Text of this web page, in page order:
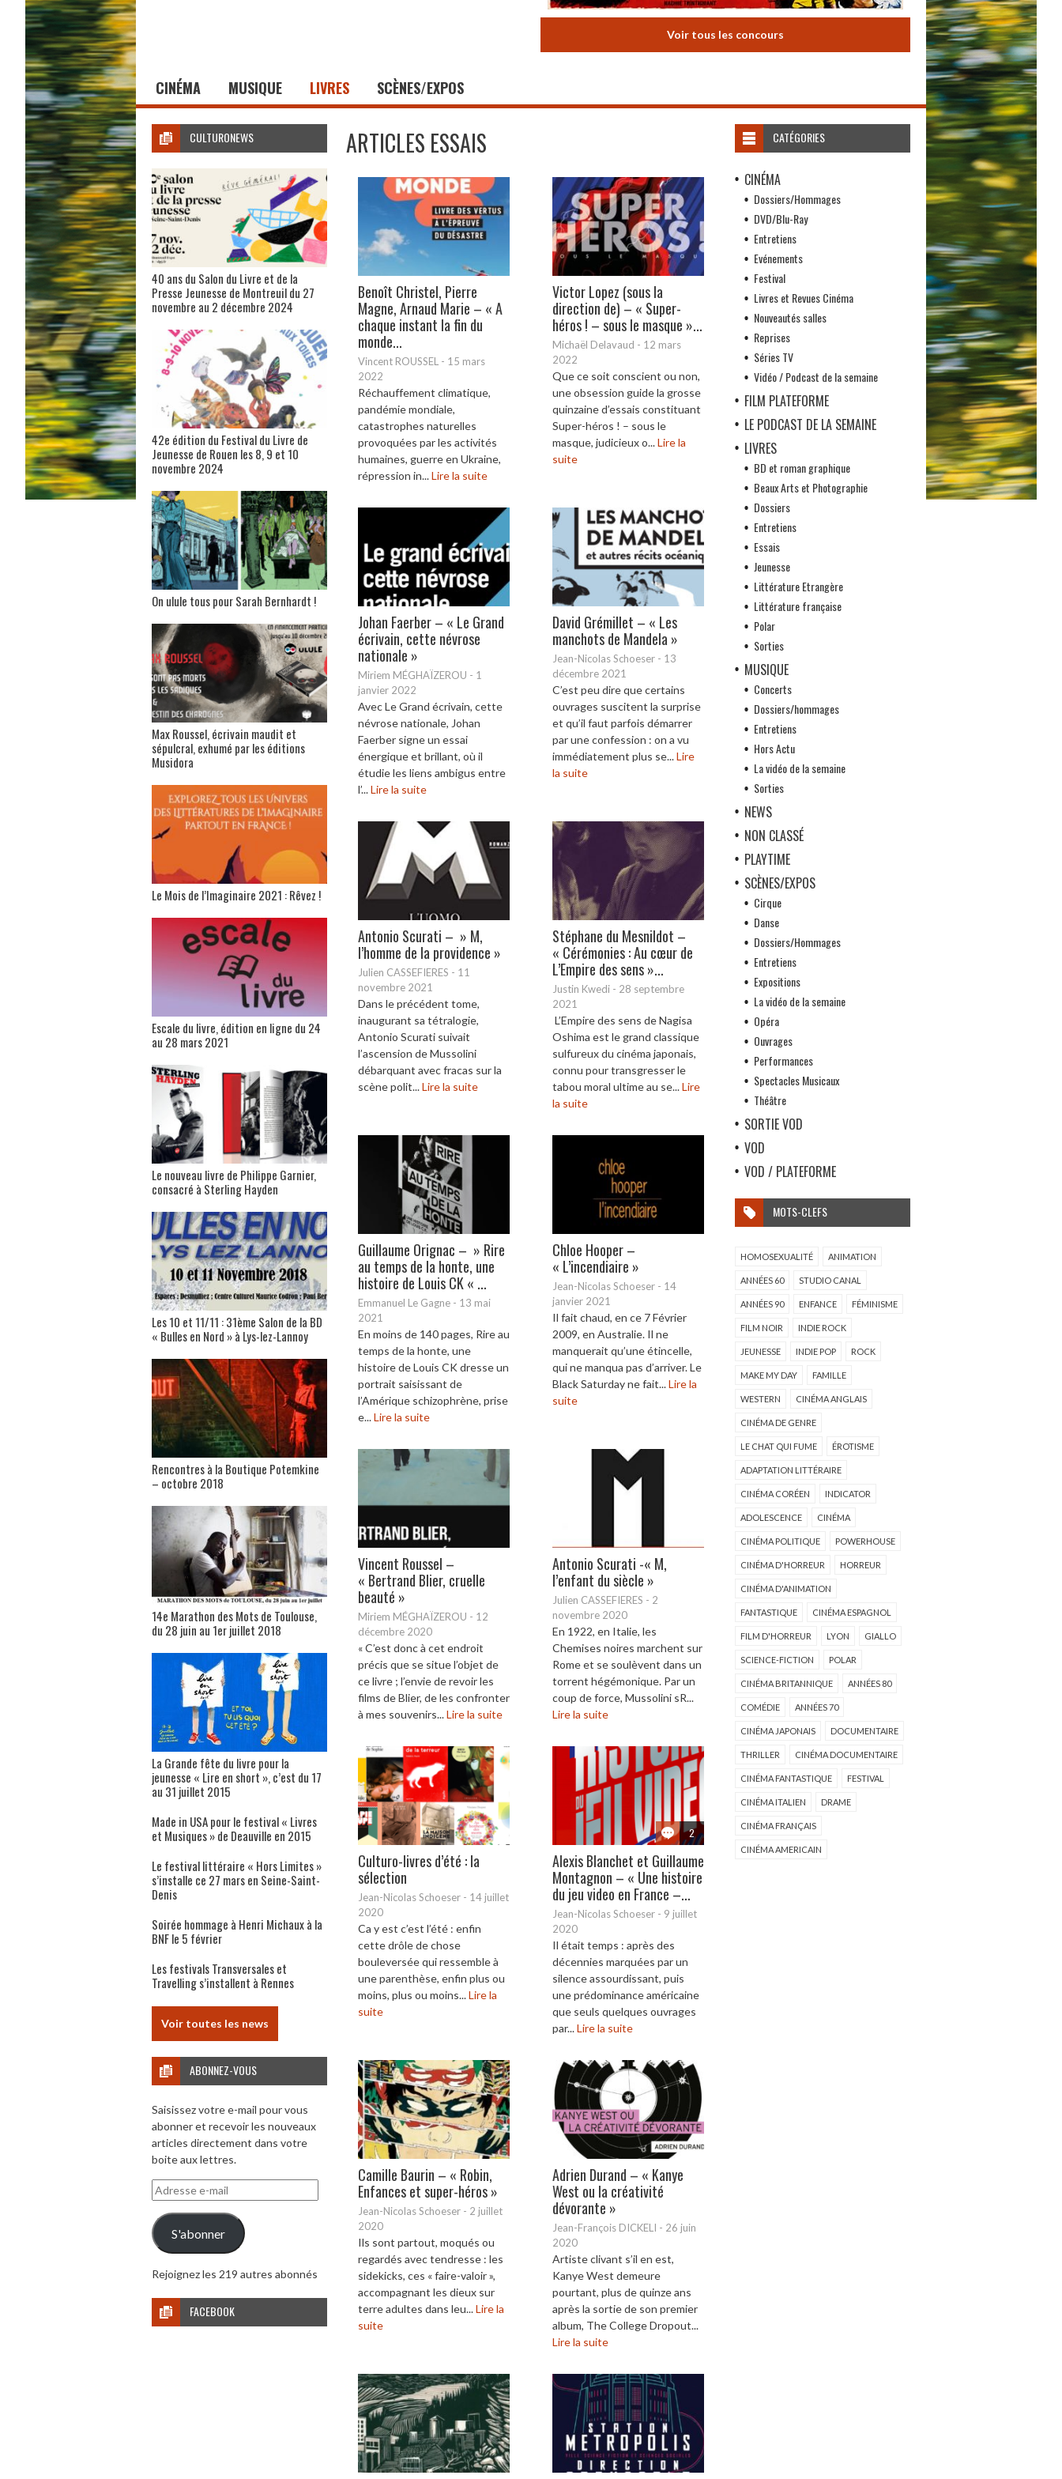
Voir tous les concours
CINÉMA MUSIQUE LIVRES SCÈNES/EXPOS
ARTICLES ESSAIS
Benoît Christel, Pierre
Magne, Arnaud Marie – « A
chaque instant la fin du
monde...
Vincent ROUSSEL - 15 mars
2022
Réchauffement climatique,
pandémie mondiale,
catastrophes naturelles
provoquées par les activités
humaines, guerre en Ukraine,
répression in...Lire la suite
Victor Lopez (sous la
direction de) – « Super-
héros ! – sous le masque »...
Michaël Delavaud - 12 mars
2022
Que ce soit conscient ou non,
une obsession guide la grosse
quinzaine d’essais constituant
Super-héros ! – sous le
masque, judicieux o...Lire la
suite
Johan Faerber – « Le Grand
écrivain, cette névrose
nationale »
Miriem MÉGHAÏZEROU - 1
janvier 2022
Avec Le Grand écrivain, cette
névrose nationale, Johan
Faerber signe un essai
énergique et brillant, où il
étudie les liens ambigus entre
l’...Lire la suite
David Grémillet – « Les
manchots de Mandela »
Jean-Nicolas Schoeser - 13
décembre 2021
C’est peu dire que certains
ouvrages suscitent la surprise
et qu’il faut parfois démarrer
par une confession : on a vu
immédiatement plus se...Lire
la suite
Antonio Scurati – » M,
l’homme de la providence »
Julien CASSEFIERES - 11
novembre 2021
Dans le précédent tome,
inaugurant sa tétralogie,
Antonio Scurati suivait
l’ascension de Mussolini
débarquant avec fracas sur la
scène polit...Lire la suite
Stéphane du Mesnildot –
« Cérémonies : Au cœur de
L’Empire des sens »...
Justin Kwedi - 28 septembre
2021
L’Empire des sens de Nagisa
Oshima est le grand classique
sulfureux du cinéma japonais,
connu pour transgresser le
tabou moral ultime au se...Lire
la suite
Guillaume Orignac – » Rire
au temps de la honte, une
histoire de Louis CK « ...
Emmanuel Le Gagne - 13 mai
2021
En moins de 140 pages, Rire au
temps de la honte, une
histoire de Louis CK dresse un
portrait saisissant de
l’Amérique schizophrène, prise
e...Lire la suite
Chloe Hooper –
« L’incendiaire »
Jean-Nicolas Schoeser - 14
janvier 2021
Il fait chaud, en ce 7 Février
2009, en Australie. Il ne
manquerait qu’une étincelle,
qui ne manqua pas d’arriver. Le
Black Saturday ne fait...Lire la
suite
Vincent Roussel –
« Bertrand Blier, cruelle
beauté »
Miriem MÉGHAÏZEROU - 12
décembre 2020
« C’est donc à cet endroit
précis que se situe l’objet de
ce livre ; l’envie de revoir les
films de Blier, de les confronter
à mes souvenirs...Lire la suite
Antonio Scurati -« M,
l’enfant du siècle »
Julien CASSEFIERES - 2
novembre 2020
En 1922, en Italie, les
Chemises noires marchent sur
Rome et se soulèvent dans un
torrent hégémonique. Par un
coup de force, Mussolini sR...
Lire la suite
Culturo-livres d’été : la
sélection
Jean-Nicolas Schoeser - 14 juillet
2020
Ca y est c’est l’été : enfin
cette drôle de chose
bouleversée qui ressemble à
une parenthèse, enfin plus ou
moins, plus ou moins...Lire la
suite
2
Alexis Blanchet et Guillaume
Montagnon – « Une histoire
du jeu video en France –...
Jean-Nicolas Schoeser - 9 juillet
2020
Il était temps : après des
décennies marquées par un
silence assourdissant, puis
une prédominance américaine
que seuls quelques ouvrages
par...Lire la suite
Camille Baurin – « Robin,
Enfances et super-héros »
Jean-Nicolas Schoeser - 2 juillet
2020
Ils sont partout, moqués ou
regardés avec tendresse : les
sidekicks, ces « faire-valoir »,
accompagnant les dieux sur
terre adultes dans leu...Lire la
suite
Adrien Durand – « Kanye
West ou la créativité
dévorante »
Jean-François DICKELI - 26 juin
2020
Artiste clivant s’il en est,
Kanye West demeure
pourtant, plus de quinze ans
après la sortie de son premier
album, The College Dropout...
Lire la suite
CATÉGORIES
CINÉMA
Dossiers/Hommages
DVD/Blu-Ray
Entretiens
Evénements
Festival
Livres et Revues Cinéma
Nouveautés salles
Reprises
Séries TV
Vidéo / Podcast de la semaine
FILM PLATEFORME
LE PODCAST DE LA SEMAINE
LIVRES
BD et roman graphique
Beaux Arts et Photographie
Dossiers
Entretiens
Essais
Jeunesse
Littérature Etrangère
Littérature française
Polar
Sorties
MUSIQUE
Concerts
Dossiers/hommages
Entretiens
Hors Actu
La vidéo de la semaine
Sorties
NEWS
NON CLASSÉ
PLAYTIME
SCÈNES/EXPOS
Cirque
Danse
Dossiers/Hommages
Entretiens
Expositions
La vidéo de la semaine
Opéra
Ouvrages
Performances
Spectacles Musicaux
Théâtre
SORTIE VOD
VOD
VOD / PLATEFORME
MOTS-CLEFS
HOMOSEXUALITÉ ANIMATION
ANNÉES 60 STUDIO CANAL
ANNÉES 90 ENFANCE FÉMINISME
FILM NOIR INDIE ROCK
JEUNESSE INDIE POP ROCK
MAKE MY DAY FAMILLE
WESTERN CINÉMA ANGLAIS
CINÉMA DE GENRE
LE CHAT QUI FUME ÉROTISME
ADAPTATION LITTÉRAIRE
CINÉMA CORÉEN INDICATOR
ADOLESCENCE CINÉMA
CINÉMA POLITIQUE POWERHOUSE
CINÉMA D'HORREUR HORREUR
CINÉMA D'ANIMATION
FANTASTIQUE CINÉMA ESPAGNOL
FILM D'HORREUR LYON GIALLO
SCIENCE-FICTION POLAR
CINÉMA BRITANNIQUE ANNÉES 80
COMÉDIE ANNÉES 70
CINÉMA JAPONAIS DOCUMENTAIRE
THRILLER CINÉMA DOCUMENTAIRE
CINÉMA FANTASTIQUE FESTIVAL
CINÉMA ITALIEN DRAME
CINÉMA FRANÇAIS
CINÉMA AMERICAIN
CULTURONEWS
40 ans du Salon du Livre et de la
Presse Jeunesse de Montreuil du 27
novembre au 2 décembre 2024
42e édition du Festival du Livre de
Jeunesse de Rouen les 8, 9 et 10
novembre 2024
On ulule tous pour Sarah Bernhardt !
Max Roussel, écrivain maudit et
sépulcral, exhumé par les éditions
Musidora
Le Mois de l’Imaginaire 2021 : Rêvez !
Escale du livre, édition en ligne du 24
au 28 mars 2021
Le nouveau livre de Philippe Garnier,
consacré à Sterling Hayden
Les 10 et 11/11 : 31ème Salon de la BD
« Bulles en Nord » à Lys-lez-Lannoy
Rencontres à la Boutique Potemkine
– octobre 2018
14e Marathon des Mots de Toulouse,
du 28 juin au 1er juillet 2018
La Grande fête du livre pour la
jeunesse « Lire en short », c’est du 17
au 31 juillet 2015
Made in USA pour le festival « Livres
et Musiques » de Deauville en 2015
Le festival littéraire « Hors Limites »
s’installe ce 27 mars en Seine-Saint-
Denis
Soirée hommage à Henri Michaux à la
BNF le 5 février
Les festivals Transversales et
Travelling s’installent à Rennes
Voir toutes les news
ABONNEZ-VOUS
Saisissez votre e-mail pour vous
abonner et recevoir les nouveaux
articles directement dans votre
boite aux lettres.
Adresse
e-
mail
S'abonner
Rejoignez les 219 autres abonnés
FACEBOOK